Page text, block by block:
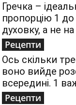
Гречка –
пропорцію 1
духовку, а не
Рецепти
Ось скільки
воно вийде
всередині. 1
Рецепти